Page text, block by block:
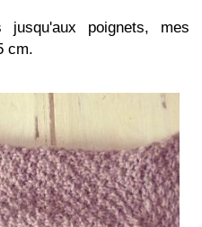
poignets, mes
cm.